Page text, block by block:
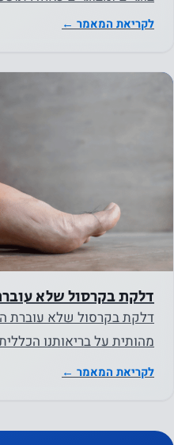
חבלה או תאונה.…
לקריאת המאמר ←
דלקת בקרסול שלא
דלקת בקרסול שלא עוברת
מהותית על בריאותנו
היא תלונה שכיחה,
לקריאת המאמר ←